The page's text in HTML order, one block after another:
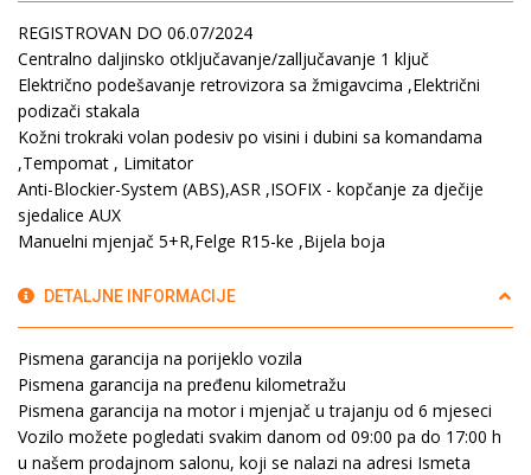
REGISTROVAN DO 06.07/2024
Centralno daljinsko otključavanje/zalljučavanje 1 ključ
Električno podešavanje retrovizora sa žmigavcima ,Električni
podizači stakala
Kožni trokraki volan podesiv po visini i dubini sa komandama
,Tempomat , Limitator
Anti-Blockier-System (ABS),ASR ,ISOFIX - kopčanje za dječije
sjedalice AUX
Manuelni mjenjač 5+R,Felge R15-ke ,Bijela boja
DETALJNE INFORMACIJE
Pismena garancija na porijeklo vozila
Pismena garancija na pređenu kilometražu
Pismena garancija na motor i mjenjač u trajanju od 6 mjeseci
Vozilo možete pogledati svakim danom od 09:00 pa do 17:00 h
u našem prodajnom salonu, koji se nalazi na adresi Ismeta